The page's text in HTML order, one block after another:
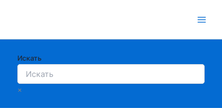
Искать
×